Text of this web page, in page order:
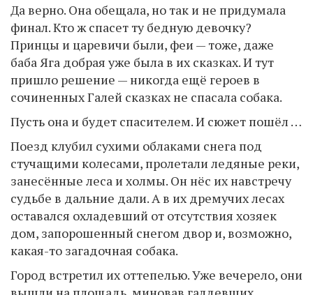
Да верно. Она обещала, но так и не придумала
финал. Кто ж спасет ту бедную девочку?
Принцы и царевичи были, феи — тоже, даже
баба Яга добрая уже была в их сказках. И тут
пришло решение — никогда ещё героев в
сочиненных Галей сказках не спасала собака.
Пусть она и будет спасителем. И сюжет пошёл …
Поезд клубил сухими облаками снега под
стучащими колесами, пролетали ледяные реки,
занесённые леса и холмы. Он нёс их навстречу
судьбе в дальние дали. А в их дремучих лесах
оставался охладевший от отсутствия хозяек
дом, запорошенный снегом двор и, возможно,
какая-то загадочная собака.
Город встретил их оттепелью. Уже вечерело, они